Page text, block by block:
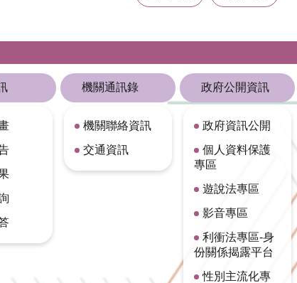
機關通訊錄
機關聯絡資訊
交通資訊
政府公開資訊
政府資訊公開
個人資料保護
專區
遊說法專區
影音專區
利衝法專區-身
份關係揭露平台
性別主流化專